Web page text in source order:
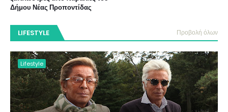
Δήμου Νέας Προποντίδας
LIFESTYLE Προβολή όλων
Lifestyle